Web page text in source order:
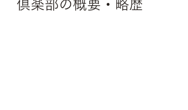
倶楽部の概要・略歴